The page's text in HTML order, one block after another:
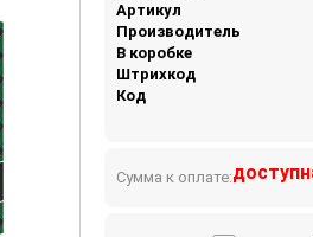
Артикул
Производитель
В коробке
Штрихкод
Код
Сумма к оплате: